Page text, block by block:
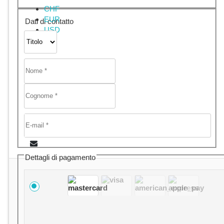
CHF
EUR
USD
Dati di contatto
Dettagli di pagamento